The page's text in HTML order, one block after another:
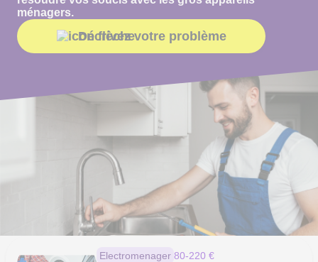
Nouveau site
Le même mais en mieux
ménagers.
Décrivez votre problème
Electromenager 80-220 €